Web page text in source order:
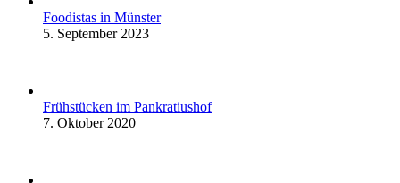
Foodistas in Münster
5. September 2023
Frühstücken im Pankratiushof
7. Oktober 2020